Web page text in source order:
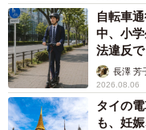
ありがとうございま
行ってそれをベースに
切り抜く部分の強弱や
り、逆にあるものを引
を向けて制作している
自転車
中、小
法違反
説】長澤 芳
2026.08.06
タイの
も、妊